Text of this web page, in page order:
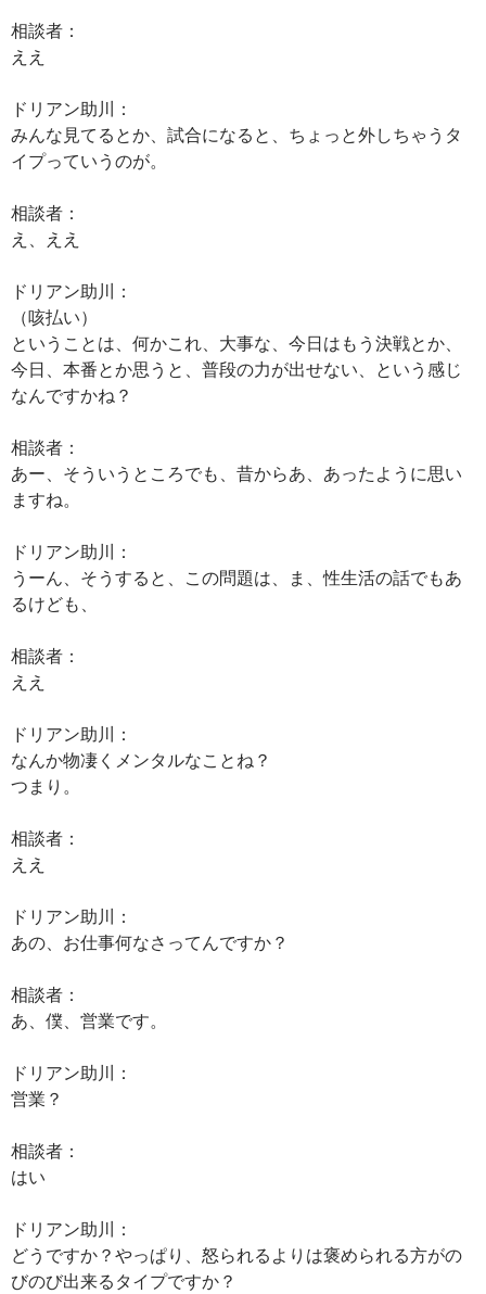
相談者：
ええ
ドリアン助川：
みんな見てるとか、試合になると、ちょっと外しちゃうタ
イプっていうのが。
相談者：
え、ええ
ドリアン助川：
（咳払い）
ということは、何かこれ、大事な、今日はもう決戦とか、
今日、本番とか思うと、普段の力が出せない、という感じ
なんですかね？
相談者：
あー、そういうところでも、昔からあ、あったように思い
ますね。
ドリアン助川：
うーん、そうすると、この問題は、ま、性生活の話でもあ
るけども、
相談者：
ええ
ドリアン助川：
なんか物凄くメンタルなことね？
つまり。
相談者：
ええ
ドリアン助川：
あの、お仕事何なさってんですか？
相談者：
あ、僕、営業です。
ドリアン助川：
営業？
相談者：
はい
ドリアン助川：
どうですか？やっぱり、怒られるよりは褒められる方がの
びのび出来るタイプですか？